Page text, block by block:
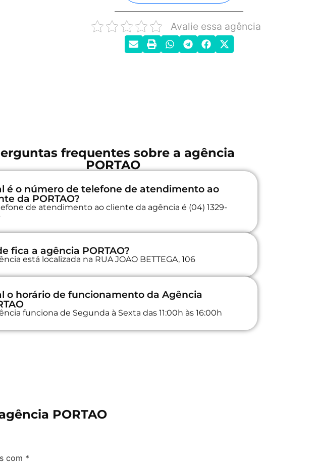
Avalie essa agência
frequentes sobre a agência
PORTAO
é o número de telefone de atendimento ao
da PORTAO?
de atendimento ao cliente da agência é (04) 1329-
fica a agência PORTAO?
está localizada na RUA JOAO BETTEGA, 106
o horário de funcionamento da Agência
funciona de Segunda à Sexta das 11:00h às 16:00h
PORTAO
com *